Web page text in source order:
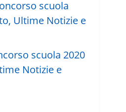
scuola 2020
Notizie e